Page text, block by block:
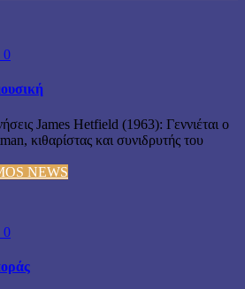
0
James Hetfield (1963): Γεννιέται ο
κιθαρίστας και συνιδρυτής του
NEWS
0